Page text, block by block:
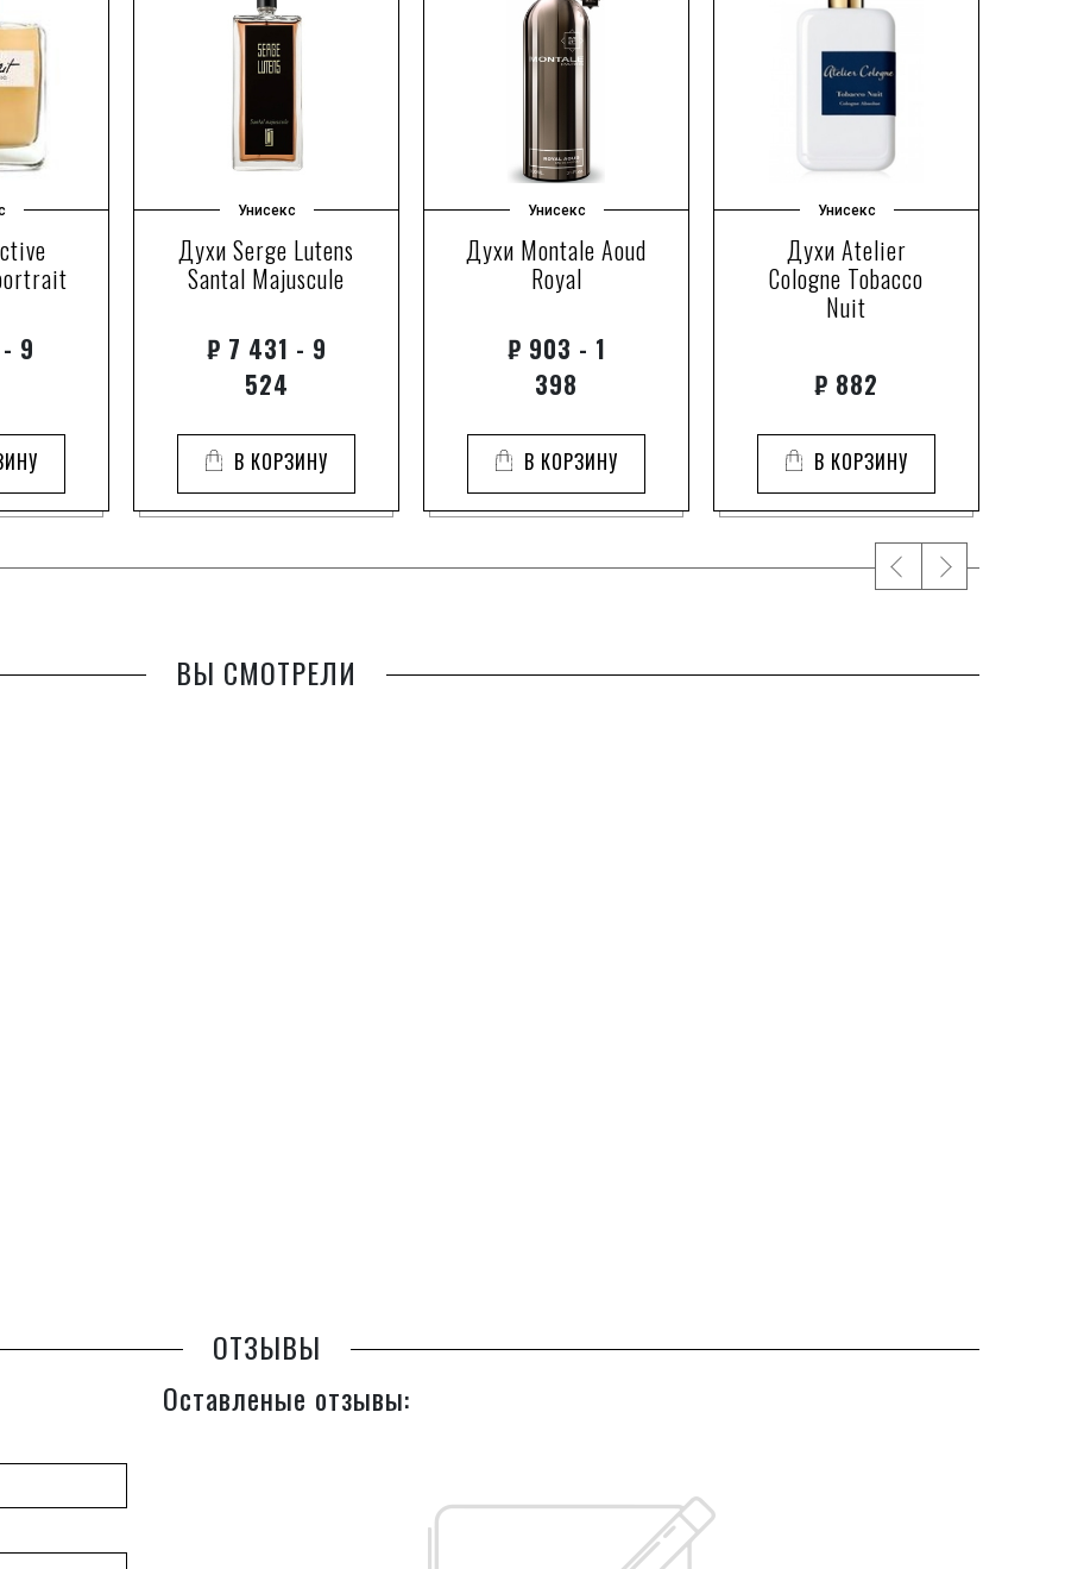
9
Унисекс
Духи Serge Lutens
Santal Majuscule
₽ 7 431 - 9
524
В КОРЗИНУ
Унисекс
Духи Montale Aoud
Royal
₽ 903 - 1
398
В КОРЗИНУ
Унисекс
Духи Atelier
Cologne Tobacco
Nuit
₽ 882
В КОРЗИНУ
ВЫ СМОТРЕЛИ
ОТЗЫВЫ
Оставленые отзывы: